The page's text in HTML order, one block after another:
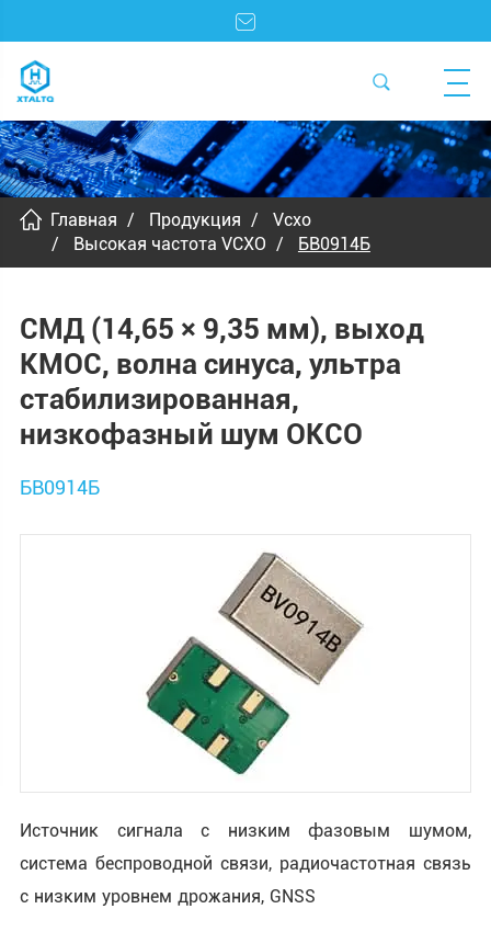
Главная Продукция
Vcxo
Высокая частота VCXO
БВ0914Б
СМД (14,65 × 9,35 мм), выход
КМОС, волна синуса, ультра
стабилизированная,
низкофазный шум ОКСО
БВ0914Б
Источник сигнала с низким фазовым шумом,
система беспроводной связи, радиочастотная связь
с низким уровнем дрожания, GNSS